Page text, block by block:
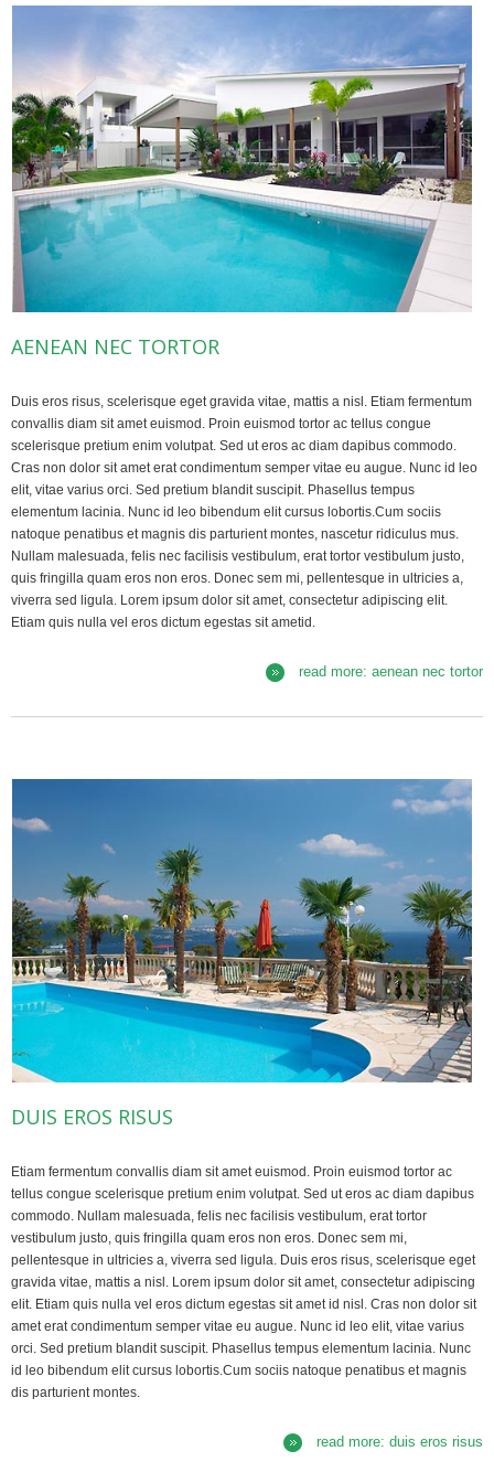
AENEAN NEC TORTOR
Duis eros risus, scelerisque eget gravida vitae, mattis a nisl. Etiam fermentum
convallis diam sit amet euismod. Proin euismod tortor ac tellus congue
scelerisque pretium enim volutpat. Sed ut eros ac diam dapibus commodo.
Cras non dolor sit amet erat condimentum semper vitae eu augue. Nunc id leo
elit, vitae varius orci. Sed pretium blandit suscipit. Phasellus tempus
elementum lacinia. Nunc id leo bibendum elit cursus lobortis.Cum sociis
natoque penatibus et magnis dis parturient montes, nascetur ridiculus mus.
Nullam malesuada, felis nec facilisis vestibulum, erat tortor vestibulum justo,
quis fringilla quam eros non eros. Donec sem mi, pellentesque in ultricies a,
viverra sed ligula. Lorem ipsum dolor sit amet, consectetur adipiscing elit.
Etiam quis nulla vel eros dictum egestas sit ametid.
read more: aenean nec tortor
DUIS EROS RISUS
Etiam fermentum convallis diam sit amet euismod. Proin euismod tortor ac
tellus congue scelerisque pretium enim volutpat. Sed ut eros ac diam dapibus
commodo. Nullam malesuada, felis nec facilisis vestibulum, erat tortor
vestibulum justo, quis fringilla quam eros non eros. Donec sem mi,
pellentesque in ultricies a, viverra sed ligula. Duis eros risus, scelerisque eget
gravida vitae, mattis a nisl. Lorem ipsum dolor sit amet, consectetur adipiscing
elit. Etiam quis nulla vel eros dictum egestas sit amet id nisl. Cras non dolor sit
amet erat condimentum semper vitae eu augue. Nunc id leo elit, vitae varius
orci. Sed pretium blandit suscipit. Phasellus tempus elementum lacinia. Nunc
id leo bibendum elit cursus lobortis.Cum sociis natoque penatibus et magnis
dis parturient montes.
read more: duis eros risus